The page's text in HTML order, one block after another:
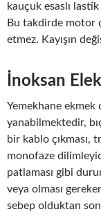
kauçuk esaslı
Bu takdirde motor
etmez. Kayışın
İnoksan
Yemekhane ekmek
yanabilmektedir,
bir kablo çıkması,
monofaze
patlaması gibi
veya olması
sebep olduktan